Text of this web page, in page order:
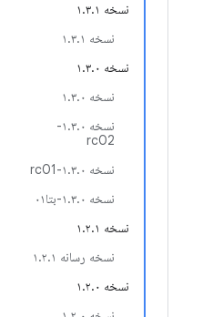
نسخه ۱.۳.۱
نسخه ۱.۳.۱
نسخه ۱.۳.۰
نسخه ۱.۳.۰
نسخه ۱.۳.۰-
rc02
نسخه ۱.۳.۰-rc01
نسخه ۱.۳.۰-بتا۰۱
نسخه ۱.۲.۱
نسخه رسانه ۱.۲.۱
نسخه ۱.۲.۰